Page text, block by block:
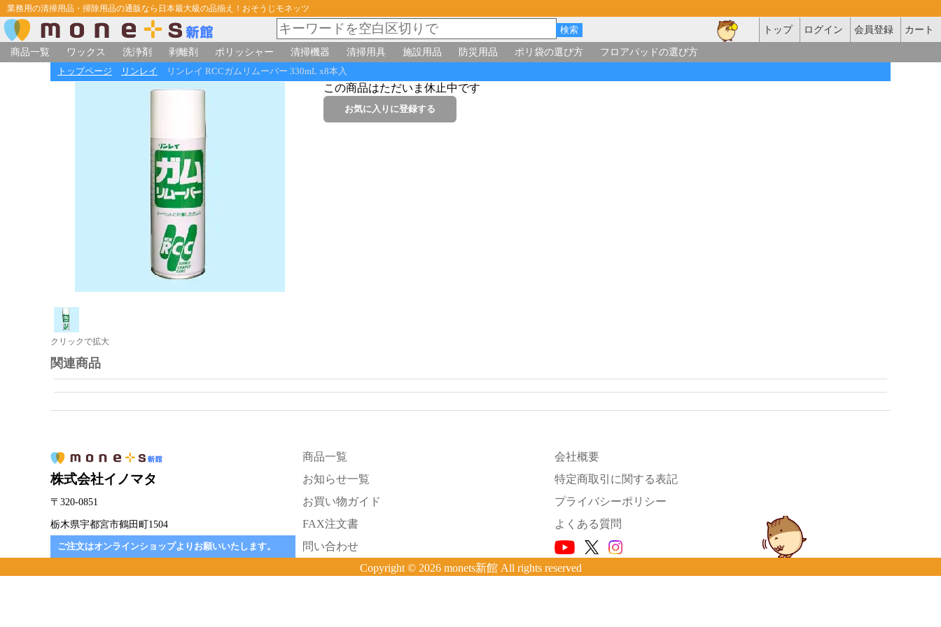
業務用の清掃用品・掃除用品の通販なら日本最大級の品揃え！おそうじモネッツ
トップ ログイン 会員登録
カート
商品一覧
ワックス 洗浄剤 剥離剤 ポリッシャー 清掃機器 清掃用具 施設用品 防災用品 ポリ袋の選び方 フロアパッドの選び方
トップページ リンレイ リンレイ RCCガムリムーバー 330mL x8本入
クリックで拡大
この商品はただいま休止中です
関連商品
株式会社イノマタ
〒320-0851
栃木県宇都宮市鶴田町1504
ご注文はオンラインショップよりお願いいたします。
商品一覧
お知らせ一覧
お買い物ガイド
FAX注文書
問い合わせ
会社概要
特定商取引に関する表記
プライバシーポリシー
よくある質問
Copyright © 2026 monets新館 All rights reserved